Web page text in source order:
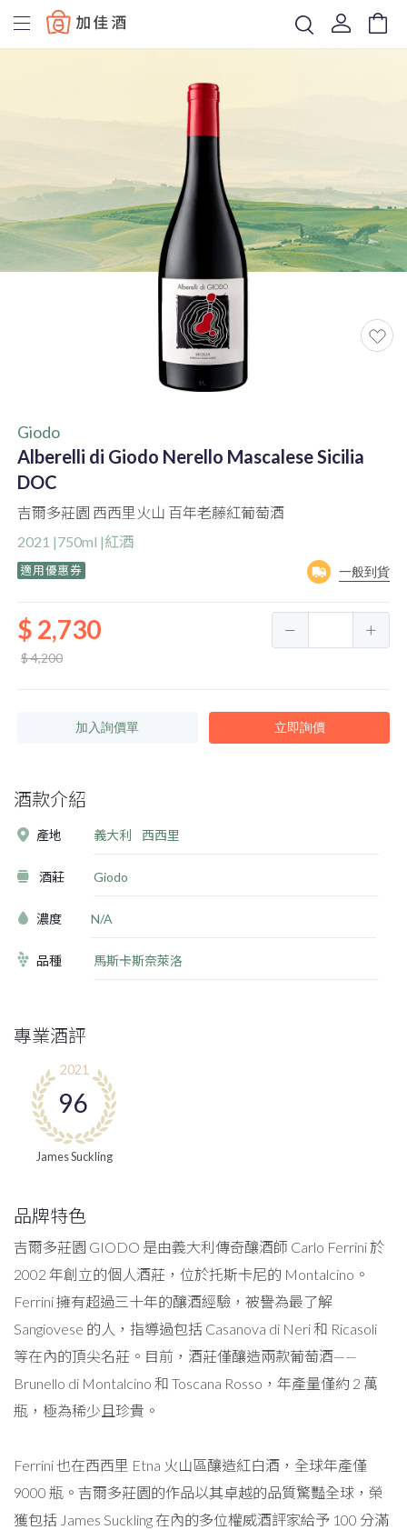
Baccus
Giodo
Alberelli di Giodo Nerello Mascalese Sicilia
DOC
吉爾多莊園 西西里火山 百年老藤紅葡萄酒
2021 |750ml |紅酒
適用優惠券 一般到貨
$ 2,730
$ 4,200
加入詢價單 立即詢價
酒款介紹
產地 義大利 西西里
酒莊 Giodo
濃度 N/A
品種 馬斯卡斯奈萊洛
專業酒評
2021
96
James Suckling
品牌特色
吉爾多莊園 GIODO 是由義大利傳奇釀酒師 Carlo Ferrini 於
2002 年創立的個人酒莊，位於托斯卡尼的 Montalcino。
Ferrini 擁有超過三十年的釀酒經驗，被譽為最了解
Sangiovese 的人，指導過包括 Casanova di Neri 和 Ricasoli
等在內的頂尖名莊。目前，酒莊僅釀造兩款葡萄酒——
Brunello di Montalcino 和 Toscana Rosso，年產量僅約 2 萬
瓶，極為稀少且珍貴。
Ferrini 也在西西里 Etna 火山區釀造紅白酒，全球年產僅
9000 瓶。吉爾多莊園的作品以其卓越的品質驚豔全球，榮
獲包括 James Suckling 在內的多位權威酒評家給予 100 分滿